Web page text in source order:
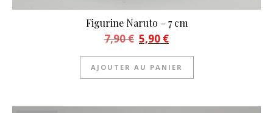
Figurine Naruto – 7 cm
7,90€ Le prix initial était : 7,90 €.
5,90 €Le prix actuel est : 5,90 €.
AJOUTER AU PANIER